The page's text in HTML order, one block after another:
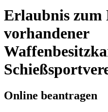
Erlaubnis zum
vorhandener
Online beantragen